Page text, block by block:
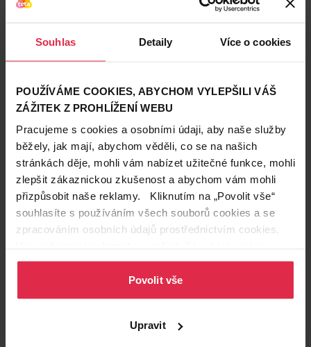
Souhlas Detaily Více o cookies
POUŽÍVÁME COOKIES, ABYCHOM VYLEPŠILI VÁŠ
ZÁŽITEK Z PROHLÍŽENÍ WEBU
Pracujeme s cookies a osobními údaji, aby naše služby
běžely, jak mají, abychom věděli, co se na našich
stránkách děje, mohli vám nabízet užitečné funkce, mohli
zlepšit zákaznickou zkušenost a abychom vám mohli
přizpůsobit naše reklamy. Kliknutím na „Povolit vše“
souhlasíte s používáním všech souborů cookies a se
zpracováním osobních údajů prostřednictvím cookies.
osobních údajů.
Povolit vše
Upravit